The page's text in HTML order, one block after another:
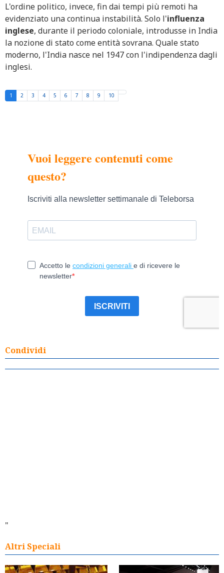
L'ordine politico, invece, fin dai tempi più remoti ha
evidenziato una continua instabilità. Solo l'influenza
inglese, durante il periodo coloniale, introdusse in India
la nozione di stato come entità sovrana. Quale stato
moderno, l'India nasce nel 1947 con l'indipendenza dagli
inglesi.
1 2 3 4 5 6 7 8 9 10
Condividi
"
Altri Speciali